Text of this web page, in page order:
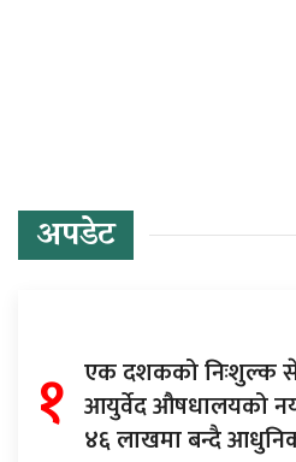
अपडेट
१ एक दशकको निःशुल्क
आयुर्वेद औषधालयको
४६ लाखमा बन्दै